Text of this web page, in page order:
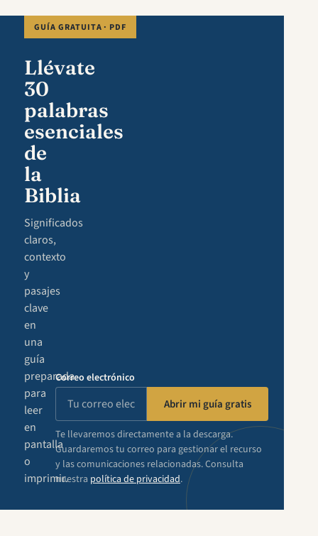
GUÍA GRATUITA · PDF
Llévate
30
palabras
esenciales
de
la
Biblia
Significados
claros,
contexto
y
pasajes
clave
en
una
guía
preparada
para
leer
en
pantalla
o
imprimir.
Correo electrónico
Abrir mi guía gratis
Te llevaremos directamente a la descarga.
Guardaremos tu correo para gestionar el recurso
y las comunicaciones relacionadas. Consulta
nuestra política de privacidad.